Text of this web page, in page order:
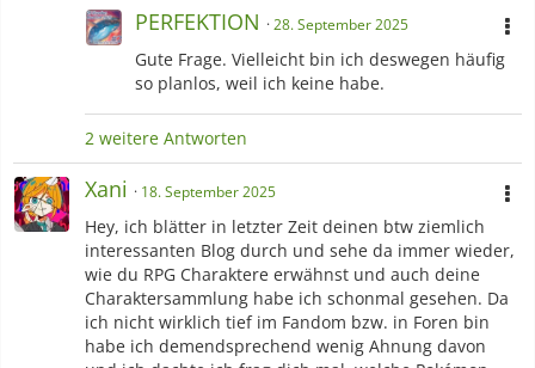
PERFEKTION 28. September 2025
Gute Frage. Vielleicht bin ich deswegen häufig
so planlos, weil ich keine habe.
2 weitere Antworten
Xani 18. September 2025
Hey, ich blätter in letzter Zeit deinen btw ziemlich
interessanten Blog durch und sehe da immer wieder,
wie du RPG Charaktere erwähnst und auch deine
Charaktersammlung habe ich schonmal gesehen. Da
ich nicht wirklich tief im Fandom bzw. in Foren bin
habe ich demendsprechend wenig Ahnung davon